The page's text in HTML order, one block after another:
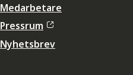
Medarbetare
Pressrum
Nyhetsbrev